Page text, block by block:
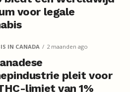
voor legale
IN CANADA 2 maanden ago
pleit voor
limiet van 1%